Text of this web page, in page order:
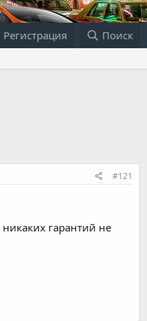
Регистрация Поиск
#121
гарантий не